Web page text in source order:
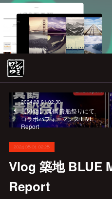
2024.08.01 02:30
【Vlog】 真鶴 貴船祭りにて
コラボパフォーマンス LIVE
Report
2024.08.01 02:28
Vlog 築地 BLUE
Report